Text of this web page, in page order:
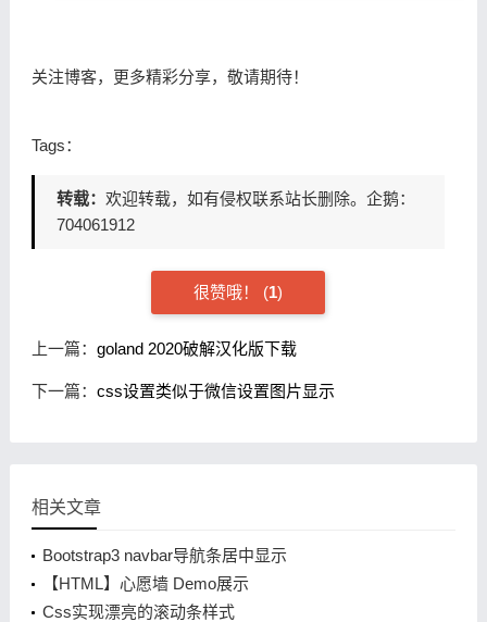
关注博客，更多精彩分享，敬请期待！
Tags：
转载： 欢迎转载，如有侵权联系站长删除。企鹅：
704061912
很赞哦！ (1)
上一篇： goland 2020破解汉化版下载
下一篇： css设置类似于微信设置图片显示
相关文章
Bootstrap3 navbar导航条居中显示
【HTML】心愿墙 Demo展示
Css实现漂亮的滚动条样式